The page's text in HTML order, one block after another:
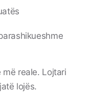
reale. Lojtari
lojës.